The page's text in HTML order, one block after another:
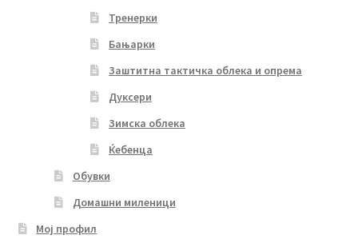
Тренерки
Бањарки
Заштитна тактичка облека и опрема
Дуксери
Зимска облека
Ќебенца
Обувки
Домашни миленици
Мој профил